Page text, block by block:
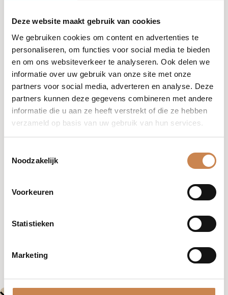
Deze website maakt gebruik van cookies
We gebruiken cookies om content en advertenties te
personaliseren, om functies voor social media te bieden
en om ons websiteverkeer te analyseren. Ook delen we
informatie over uw gebruik van onze site met onze
partners voor social media, adverteren en analyse. Deze
partners kunnen deze gegevens combineren met andere
informatie die u aan ze heeft verstrekt of die ze hebben
verzameld op basis van uw gebruik van hun services.
Noodzakelijk
Voorkeuren
Statistieken
Marketing
verdiepingstraining waarin je leert hoe exosomen en
groeifactoren de huid stimuleren via geavanceerde
bioactieve stoffen kunnen worden ingezet voor